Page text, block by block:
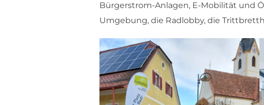
Bürgerstrom-Anlagen, E-Mobilität und
Umgebung, die Radlobby, die